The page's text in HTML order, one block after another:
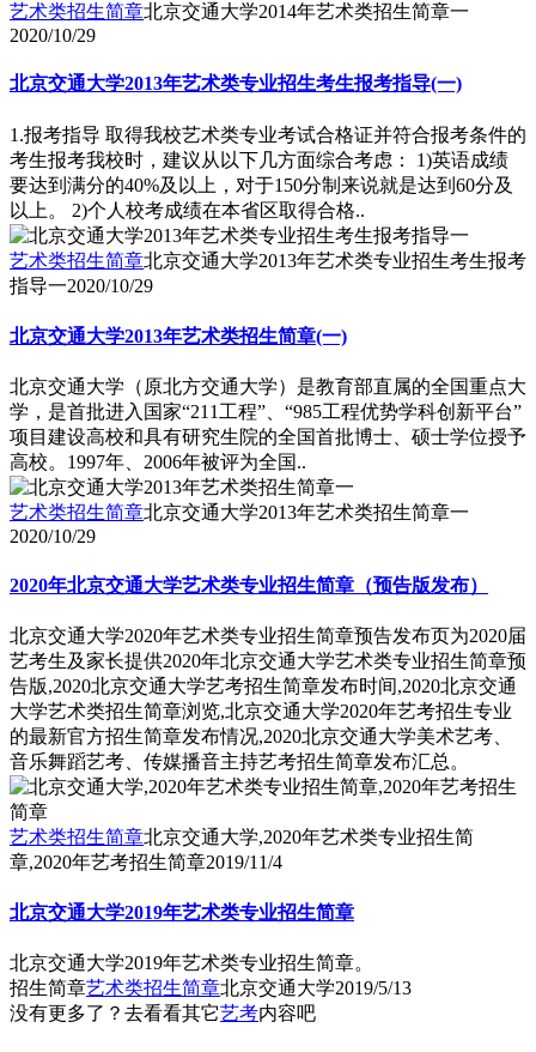
艺术类招生简章北京交通大学2014年艺术类招生简章一
2020/10/29
北京交通大学2013年艺术类专业招生考生报考指导(一)
1.报考指导 取得我校艺术类专业考试合格证并符合报考条件的
考生报考我校时，建议从以下几方面综合考虑： 1)英语成绩
要达到满分的40%及以上，对于150分制来说就是达到60分及
以上。 2)个人校考成绩在本省区取得合格..
艺术类招生简章北京交通大学2013年艺术类专业招生考生报考
指导一2020/10/29
北京交通大学2013年艺术类招生简章(一)
北京交通大学（原北方交通大学）是教育部直属的全国重点大
学，是首批进入国家“211工程”、“985工程优势学科创新平台”
项目建设高校和具有研究生院的全国首批博士、硕士学位授予
高校。1997年、2006年被评为全国..
艺术类招生简章北京交通大学2013年艺术类招生简章一
2020/10/29
2020年北京交通大学艺术类专业招生简章（预告版发布）
北京交通大学2020年艺术类专业招生简章预告发布页为2020届
艺考生及家长提供2020年北京交通大学艺术类专业招生简章预
告版,2020北京交通大学艺考招生简章发布时间,2020北京交通
大学艺术类招生简章浏览,北京交通大学2020年艺考招生专业
的最新官方招生简章发布情况,2020北京交通大学美术艺考、
音乐舞蹈艺考、传媒播音主持艺考招生简章发布汇总。
艺术类招生简章北京交通大学,2020年艺术类专业招生简
章,2020年艺考招生简章2019/11/4
北京交通大学2019年艺术类专业招生简章
北京交通大学2019年艺术类专业招生简章。
招生简章艺术类招生简章北京交通大学2019/5/13
没有更多了？去看看其它艺考内容吧